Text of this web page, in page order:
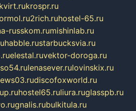
krospr.ru
2rich.ruhostel-65.ru
russkom.rumishinlab.ru
habble.rustarbucksvia.ru
elestal.ruvektor-doroga.ru
lenasever.rulovinskix.ru
discofoxworld.ru
hostel65.ruliura.ruglasspb.ru
gnalis.rubulkitula.ru